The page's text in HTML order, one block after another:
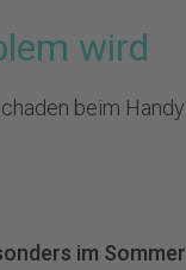
wird
beim Handy
im Sommer